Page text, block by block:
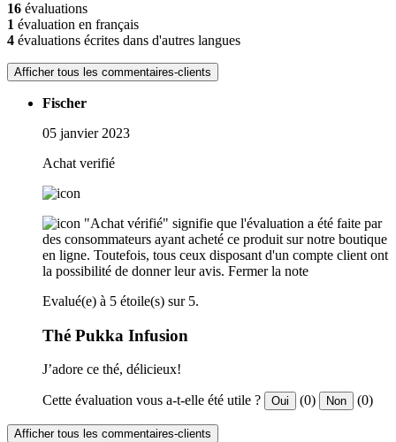
16 évaluations
1 évaluation en français
4 évaluations écrites dans d'autres langues
Afficher tous les commentaires-clients
Fischer
05 janvier 2023
Achat verifié
"Achat vérifié" signifie que l'évaluation a été faite par
des consommateurs ayant acheté ce produit sur notre boutique
en ligne. Toutefois, tous ceux disposant d'un compte client ont
la possibilité de donner leur avis. Fermer la note
Evalué(e) à 5 étoile(s) sur 5.
Thé Pukka Infusion
J’adore ce thé, délicieux!
Cette évaluation vous a-t-elle été utile ? Oui (0) Non (0)
Afficher tous les commentaires-clients